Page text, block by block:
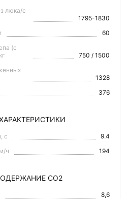
люка/с
1795-1830
60
(с
750 / 1500
1328
376
с
9.4
ч
194
СО2
8,6